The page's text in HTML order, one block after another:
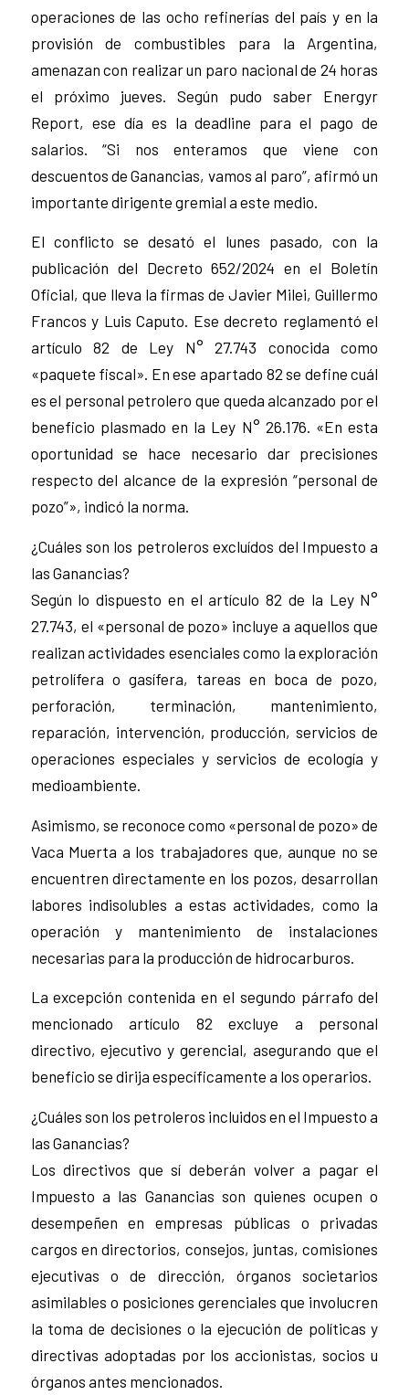
operaciones de las ocho refinerías del país y en la
provisión de combustibles para la Argentina,
amenazan con realizar un paro nacional de 24 horas
el próximo jueves. Según pudo saber Energyr
Report, ese día es la deadline para el pago de
salarios. “Si nos enteramos que viene con
descuentos de Ganancias, vamos al paro”, afirmó un
importante dirigente gremial a este medio.
El conflicto se desató el lunes pasado, con la
publicación del Decreto 652/2024 en el Boletín
Oficial, que lleva la firmas de Javier Milei, Guillermo
Francos y Luis Caputo. Ese decreto reglamentó el
artículo 82 de Ley N° 27.743 conocida como
«paquete fiscal». En ese apartado 82 se define cuál
es el personal petrolero que queda alcanzado por el
beneficio plasmado en la Ley N° 26.176. «En esta
oportunidad se hace necesario dar precisiones
respecto del alcance de la expresión “personal de
pozo”», indicó la norma.
¿Cuáles son los petroleros excluídos del Impuesto a
las Ganancias?
Según lo dispuesto en el artículo 82 de la Ley N°
27.743, el «personal de pozo» incluye a aquellos que
realizan actividades esenciales como la exploración
petrolífera o gasífera, tareas en boca de pozo,
perforación, terminación, mantenimiento,
reparación, intervención, producción, servicios de
operaciones especiales y servicios de ecología y
medioambiente.
Asimismo, se reconoce como «personal de pozo» de
Vaca Muerta a los trabajadores que, aunque no se
encuentren directamente en los pozos, desarrollan
labores indisolubles a estas actividades, como la
operación y mantenimiento de instalaciones
necesarias para la producción de hidrocarburos.
La excepción contenida en el segundo párrafo del
mencionado artículo 82 excluye a personal
directivo, ejecutivo y gerencial, asegurando que el
beneficio se dirija específicamente a los operarios.
¿Cuáles son los petroleros incluidos en el Impuesto a
las Ganancias?
Los directivos que sí deberán volver a pagar el
Impuesto a las Ganancias son quienes ocupen o
desempeñen en empresas públicas o privadas
cargos en directorios, consejos, juntas, comisiones
ejecutivas o de dirección, órganos societarios
asimilables o posiciones gerenciales que involucren
la toma de decisiones o la ejecución de políticas y
directivas adoptadas por los accionistas, socios u
órganos antes mencionados.